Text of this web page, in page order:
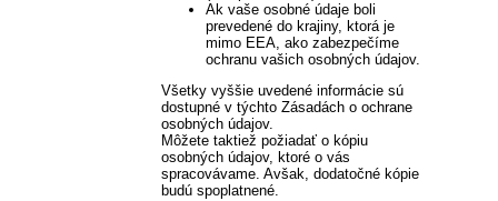
Ak vaše osobné údaje boli
prevedené do krajiny, ktorá je
mimo EEA, ako zabezpečíme
ochranu vašich osobných údajov.
Všetky vyššie uvedené informácie sú
dostupné v týchto Zásadách o ochrane
osobných údajov.
Môžete taktiež požiadať o kópiu
osobných údajov, ktoré o vás
spracovávame. Avšak, dodatočné kópie
budú spoplatnené.